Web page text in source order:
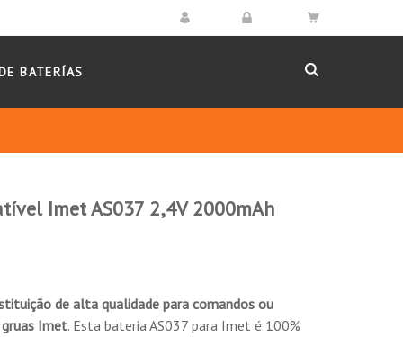
BATERÍAS
Imet AS037 2,4V 2000mAh
de alta qualidade para comandos ou
Imet. Esta bateria AS037 para Imet é 100%